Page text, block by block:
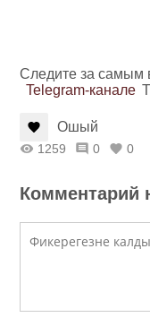
Следите за самым
Telegram-канале
Ошый
1259 0 0
Комментарий